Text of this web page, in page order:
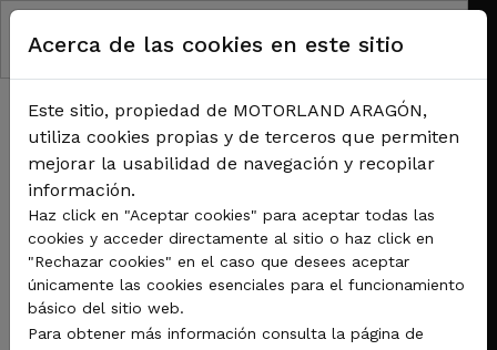
Pasar al contenido principal
RUTA DE NAVEGACIÓN
MotoGP ya piensa en el Gran Premio GoPro de Aragón, los españoles llegan a
casa líderes en las tres categorías
Competiciones
Acerca de las cookies en este sitio
Este sitio, propiedad de MOTORLAND ARAGÓN,
utiliza cookies propias y de terceros que permiten
mejorar la usabilidad de navegación y recopilar
información.
Haz click en "Aceptar cookies" para aceptar todas las
cookies y acceder directamente al sitio o haz click en
"Rechazar cookies" en el caso que desees aceptar
únicamente las cookies esenciales para el funcionamiento
básico del sitio web.
Para obtener más información consulta la página de